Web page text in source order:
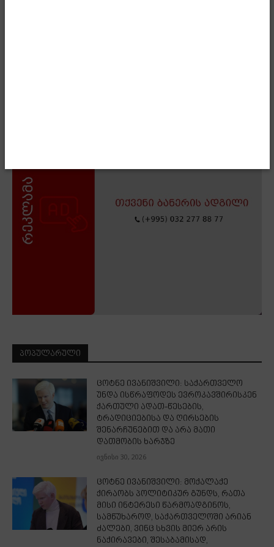
ᲞᲝᲞᲣᲚᲐᲠᲣᲚᲘ
ცოტნე ივანიშვილი: საქართველო
უნდა ისწრაფოდეს ევროკავშირისკენ
ქართული ადათ-წესების,
ტრადიციებისა და ღირსების
შენარჩუნებით და არა მათი
დათმობის ხარჯზე
ივნისი 30, 2026
ცოტნე ივანიშვილი: მოქალაქე
ქირაობს პოლიტიკურ გუნდს, რათა
მისი ინტერესი წარმოადგინოს,
სამწუხაროდ, საქართველოში არიან
ძალები, ვინც სხვის მიერ არის
ნაქირავები, შესაბამისად,